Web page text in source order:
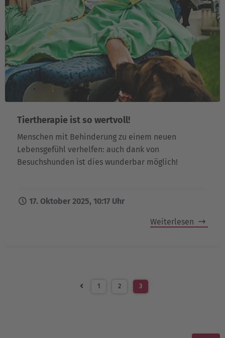
Tiertherapie ist so wertvoll!
Menschen mit Behinderung zu einem neuen
Lebensgefühl verhelfen: auch dank von
Besuchshunden ist dies wunderbar möglich!
17. Oktober 2025, 10:17 Uhr
Weiterlesen
1 2 3